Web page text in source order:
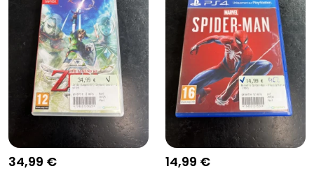
34,99 € 14,99 €